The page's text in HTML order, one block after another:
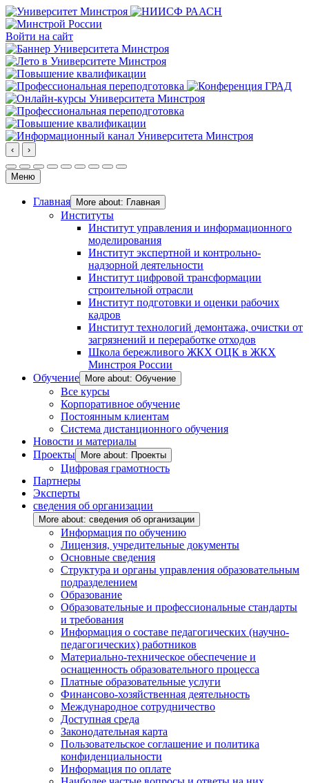
Войти на сайт
‹ ›
Меню
Главная More about: Главная
Институты
Институт управления и информационного
моделирования
Институт экспертной и контрольно-
надзорной деятельности
Институт цифровой трансформации
строительной отрасли
Институт подготовки и оценки рабочих
кадров
Институт технологий демонтажа, очистки от
загрязнений и переработке отходов
Школа бережливого ЖКХ ОЦК в ЖКХ
Минстроя России
Обучение
More about: Обучение
Все курсы
Корпоративное обучение
Постоянным клиентам
Система дистанционного обучения
Новости и материалы
Проекты
More about: Проекты
Цифровая грамотность
Партнеры
Эксперты
сведения об организации
More about: сведения об организации
Информация по обучению
Лицензия, учредительные документы
Основные сведения
Структура и органы управления образовательным
подразделением
Образование
Образовательные и профессиональные стандарты
и требования
Информация о составе педагогических (научно-
педагогических) работников
Материально-техническое обеспечение и
оснащенность образовательного процесса
Платные образовательные услуги
Финансово-хозяйственная деятельность
Международное сотрудничество
Доступная среда
Законодательная карта
Пользовательское соглашение и политика
конфиденциальности
Информация по оплате